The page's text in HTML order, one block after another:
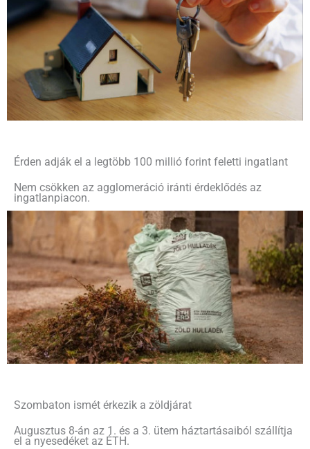
Érden adják el a legtöbb 100 millió forint feletti ingatlant
Nem csökken az agglomeráció iránti érdeklődés az
ingatlanpiacon.
Szombaton ismét érkezik a zöldjárat
Augusztus 8-án az 1. és a 3. ütem háztartásaiból szállítja
el a nyesedéket az ÉTH.